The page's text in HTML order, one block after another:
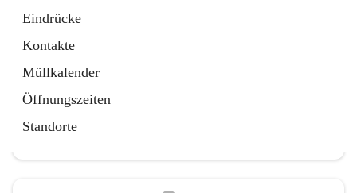
Eindrücke
Kontakte
Müllkalender
Öffnungszeiten
Standorte